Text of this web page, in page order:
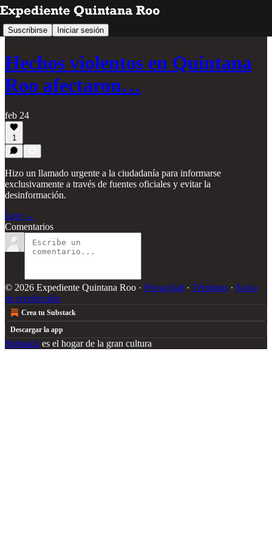
Suscribirse Iniciar sesión
Hechos violentos en Quintana
Roo afectaron…
feb 24
1
Hizo un llamado urgente a la ciudadanía para informarse
exclusivamente a través de fuentes oficiales y evitar la
desinformación.
Leer →
Comentarios
© 2026 Expediente Quintana Roo · Privacidad ∙ Términos ∙ Aviso
de recolección
Crea tu Substack
Descargar la app
Substack es el hogar de la gran cultura